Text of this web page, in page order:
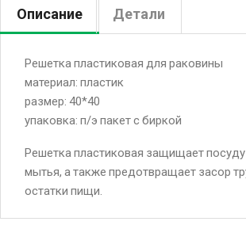
Описание Детали
Решетка пластиковая для раковины
материал: пластик
размер: 40*40
упаковка: п/э пакет с биркой
Решетка пластиковая защищает
мытья, а также предотвращает засор
остатки пищи.